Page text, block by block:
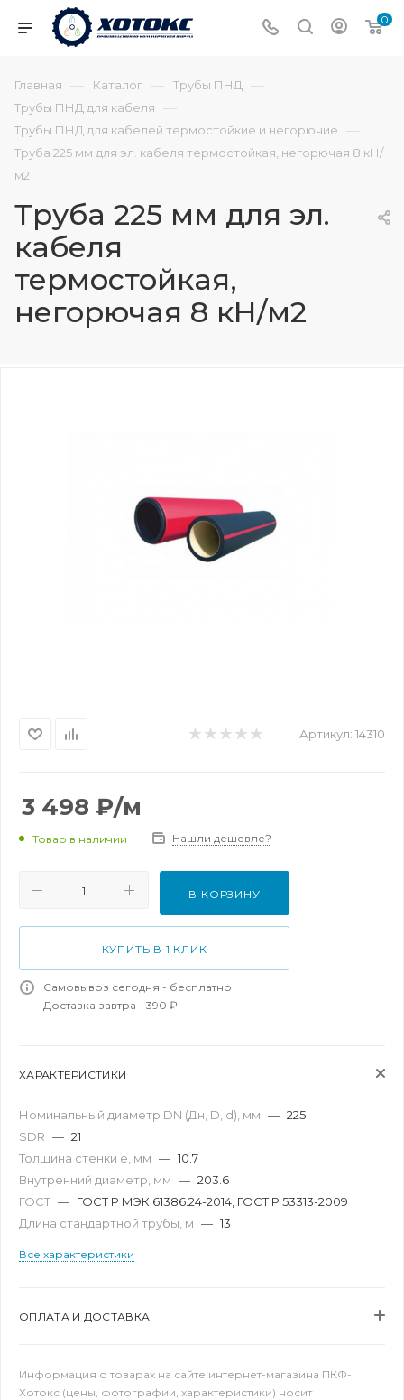
0
Главная — Каталог — Трубы ПНД —
Трубы ПНД для кабеля —
Трубы ПНД для кабелей термостойкие и негорючие —
Труба 225 мм для эл. кабеля термостойкая, негорючая 8 кН/
м2
Труба 225 мм для эл.
кабеля
термостойкая,
негорючая 8 кН/м2
Артикул: 14310
3 498 ₽/м
Товар в наличии Нашли дешевле?
В КОРЗИНУ
КУПИТЬ В 1 КЛИК
Самовывоз сегодня - бесплатно
Доставка завтра - 390 ₽
ХАРАКТЕРИСТИКИ
Номинальный диаметр DN (Дн, D, d), мм — 225
SDR — 21
Толщина стенки e, мм — 10.7
Внутренний диаметр, мм — 203.6
ГОСТ — ГОСТ Р МЭК 61386.24-2014, ГОСТ Р 53313-2009
Длина стандартной трубы, м — 13
Все характеристики
ОПЛАТА И ДОСТАВКА
Информация о товарах на сайте интернет-магазина ПКФ-
Хотокс (цены, фотографии, характеристики) носит